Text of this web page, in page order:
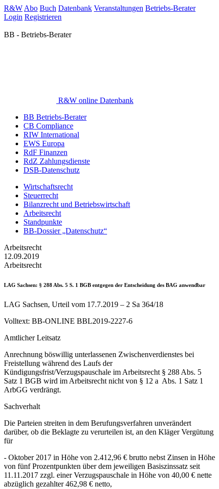
R&W Abo Buch Datenbank Veranstaltungen Betriebs-Berater
Login Registrieren
BB - Betriebs-Berater
R&W online Datenbank
BB Betriebs-Berater
CB Compliance
RIW International
EWS Europa
RdF Finanzen
RdZ Zahlungsdienste
DSB-Datenschutz
Wirtschaftsrecht
Steuerrecht
Bilanzrecht und Betriebswirtschaft
Arbeitsrecht
Standpunkte
BB-Dossier „Datenschutz“
Arbeitsrecht
12.09.2019
Arbeitsrecht
LAG Sachsen: § 288 Abs. 5 S. 1 BGB entgegen der Entscheidung des BAG anwendbar
LAG Sachsen, Urteil vom 17.7.2019 – 2 Sa 364/18
Volltext: BB-ONLINE BBL2019-2227-6
Amtlicher Leitsatz
Anrechnung böswillig unterlassenen Zwischenverdienstes bei
Freistellung während des Laufs der
Kündigungsfrist/Verzugspauschale im Arbeitsrecht § 288 Abs. 5
Satz 1 BGB wird im Arbeitsrecht nicht von § 12 a Abs. 1 Satz 1
ArbGG verdrängt.
Sachverhalt
Die Parteien streiten in dem Berufungsverfahren unverändert
darüber, ob die Beklagte zu verurteilen ist, an den Kläger Vergütung
für
- Oktober 2017 in Höhe von 2.412,96 € brutto nebst Zinsen in Höhe
von fünf Prozentpunkten über dem jeweiligen Basiszinssatz seit
11.11.2017 zzgl. einer Verzugspauschale in Höhe von 40,00 € nette
abzüglich gezahlter 462,98 € netto,